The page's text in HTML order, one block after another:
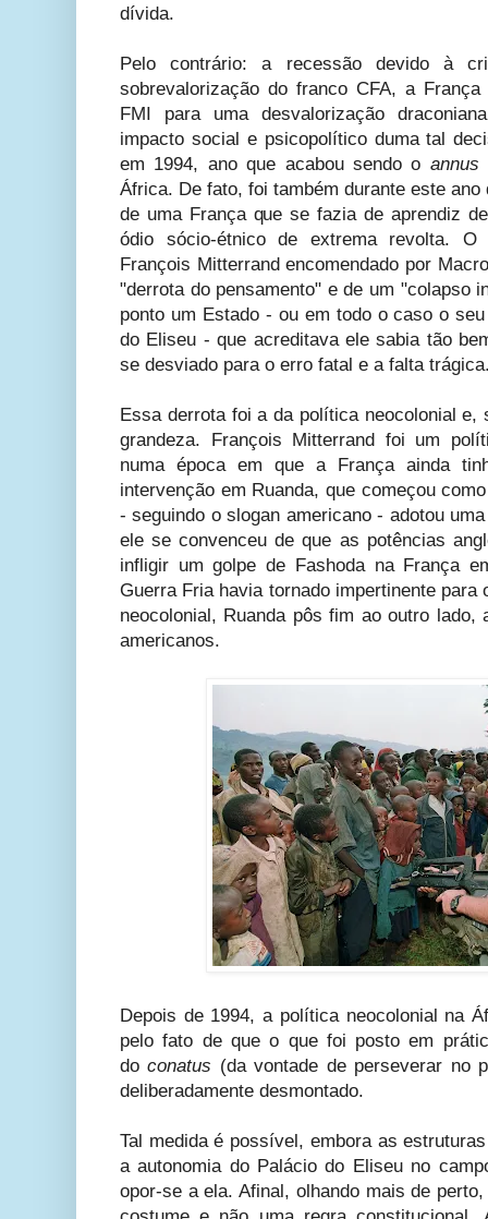
dívida.
Pelo contrário: a recessão devido à
sobrevalorização do franco CFA, a
FMI para uma desvalorização
impacto social e psicopolítico duma tal
em 1994, ano que acabou sendo o annus
África. De fato, foi também durante este
de uma França que se fazia de aprendiz
ódio sócio-étnico de extrema revolta.
François Mitterrand encomendado por
"derrota do pensamento" e de um "colapso
ponto um Estado - ou em todo o caso o
do Eliseu - que acreditava ele sabia tão
se desviado para o erro fatal e a falta
Essa derrota foi a da política neocolonial e,
grandeza. François Mitterrand foi um
numa época em que a França ainda
intervenção em Ruanda, que começou
- seguindo o slogan americano - adotou
ele se convenceu de que as potências
infligir um golpe de Fashoda na França
Guerra Fria havia tornado impertinente
neocolonial, Ruanda pôs fim ao outro lado,
americanos.
Depois de 1994, a política neocolonial na
pelo fato de que o que foi posto em
doconatus (da vontade de perseverar no
deliberadamente desmontado.
Tal medida é possível, embora as
a autonomia do Palácio do Eliseu no
opor-se a ela. Afinal, olhando mais de